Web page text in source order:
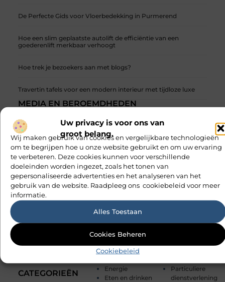
Uw privacy is voor ons van
groot belang.
Wij maken gebruik van cookies en vergelijkbare technologieën
om te begrijpen hoe u onze website gebruikt en om uw ervaring
te verbeteren. Deze cookies kunnen voor verschillende
doeleinden worden ingezet, zoals het tonen van
gepersonaliseerde advertenties en het analyseren van het
gebruik van de website. Raadpleeg ons cookiebeleid voor meer
informatie.
Alles Toestaan
Cookies Beheren
Cookiebeleid
De Perfecte Gids voor Vloerbedekking in Purmerend
Hoe een slim geplaatste autolift de efficiëntie van een
goederenlift merkbaar verhoogt
Hoe trek je bezoekers aan met blogs?
Travertin tafels voor een modern interieur met tijdloze luxe
CATEGORIEËN
Energie
Eten en drinken
Particuliere
dienstverlening
MEDIA EN BEROEMDHEDEN
Word lid van onze levendige schrijfgemeenschap
Schrijven wordt nog leuker wanneer je het samen doet.
Ontmoet gepassioneerde schrijvers zoals jij, deel je
werk, ontvang constructieve feedback en laat je
inspireren door unieke verhalen. Samen maken we
Ontmoet Onze Partners